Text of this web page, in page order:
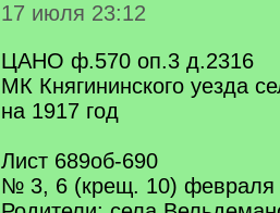
17 июля 23:12
ЦАНО ф.570 оп.3 д.2316
МК Княгининского уезда
на 1917 год
Лист 689об-690
№ 3, 6 (крещ. 10) февраля